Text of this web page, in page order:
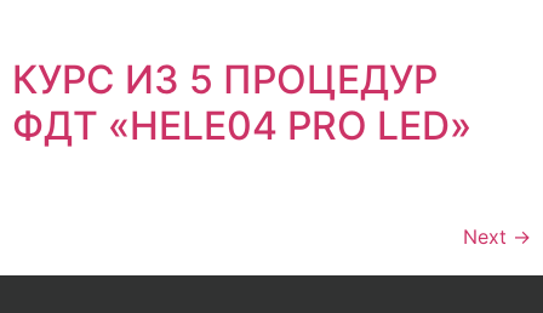
КУРС ИЗ 5 ПРОЦЕДУР
ФДТ «HELE04 PRO LED»
Next →